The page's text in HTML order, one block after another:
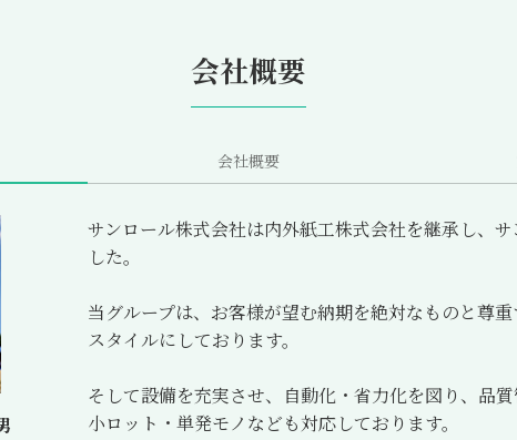
会社概要
会社概要
サンロール株式会社は内外紙工株式会社を継承し、
した。
当グループは、お客様が望む納期を絶対なものと尊
スタイルにしております。
そして設備を充実させ、自動化・省力化を図り、品質
小ロット・単発モノなども対応しております。